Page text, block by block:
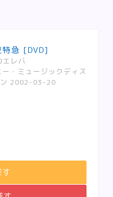
急 [DVD]
エレバ
・ミュージックディス
ン 2002-03-20